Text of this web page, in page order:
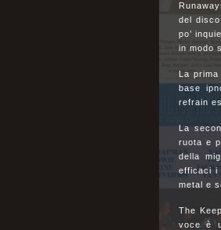
del
po’
in modo
La
base
refrain
La
ruota e
della
efficaci i
metal e
The
voce è